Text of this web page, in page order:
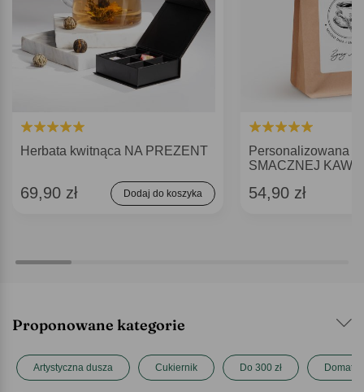
Herbata kwitnąca NA PREZENT
69,90 zł Dodaj do koszyka
Personalizowana
SMACZNEJ
54,90 zł
Proponowane kategorie
Artystyczna dusza Cukiernik Do 300 zł Domator